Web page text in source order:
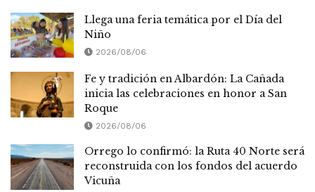
Llega una feria temática por el Día del
Niño
2026/08/06
Fe y tradición en Albardón: La Cañada
inicia las celebraciones en honor a San
Roque
2026/08/06
Orrego lo confirmó: la Ruta 40 Norte será
reconstruida con los fondos del acuerdo
Vicuña